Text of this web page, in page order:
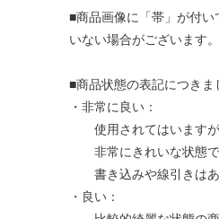
■商品画像に「帯」が付
いない場合がございます。
■商品状態の表記につきま
・非常に良い：
使用されてはいますが
非常にきれいな状態で
書き込みや線引きはあ
・良い：